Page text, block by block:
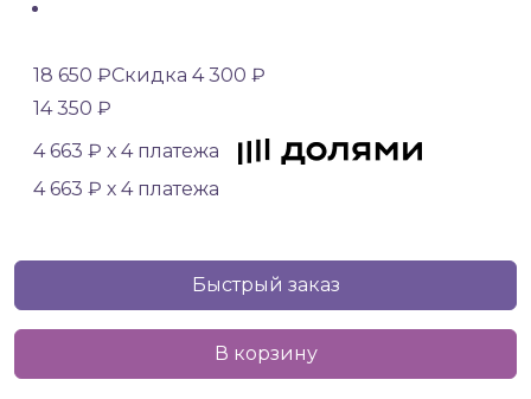
18 650 ₽Скидка 4 300 ₽
14 350 ₽
4 663 ₽ х 4 платежа
4 663 ₽ х 4 платежа
Быстрый заказ
В корзину